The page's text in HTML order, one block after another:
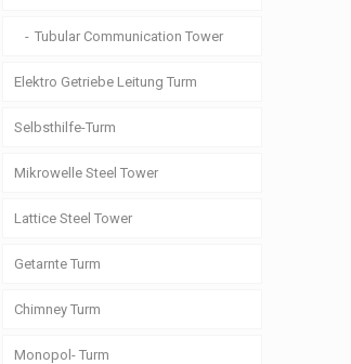
Tubular Communication Tower
Elektro Getriebe Leitung Turm
Selbsthilfe-Turm
Mikrowelle Steel Tower
Lattice Steel Tower
Getarnte Turm
Chimney Turm
Monopol- Turm